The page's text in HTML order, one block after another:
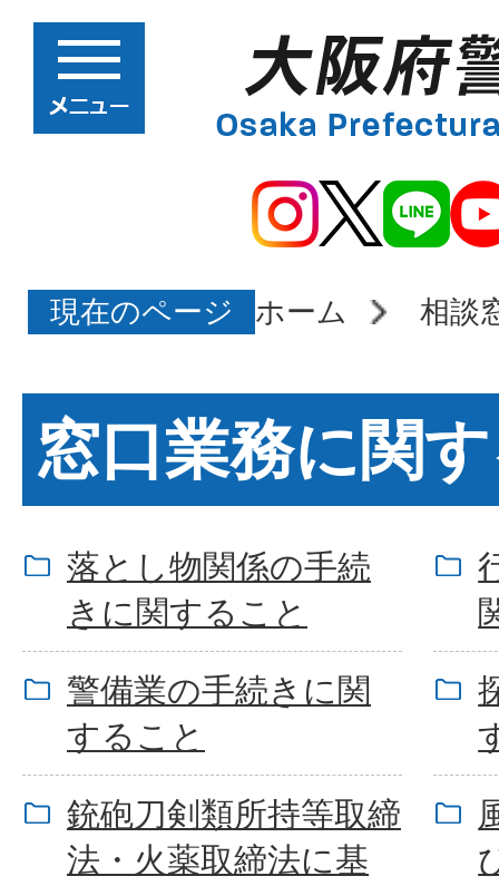
現在のページ ホーム 相談
窓口業務に関
落とし物関係の手続
きに関すること
警備業の手続きに関
すること
銃砲刀剣類所持等取締
法・火薬取締法に基